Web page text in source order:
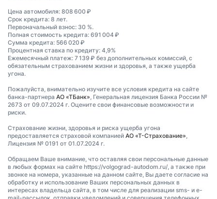
Цена автомобиля: 808 600 ₽
Срок кредита: 8 лет.
Первоначальный взнос: 30 %.
Полная стоимость кредита: 691 004 ₽
Сумма кредита: 566 020 ₽
Процентная ставка по кредиту: 4,9%
Ежемесячный платеж: 7 139 ₽ без дополнительных комиссий, с
обязательным страхованием жизни и здоровья, а также ущерба
угона.
Пожалуйста, внимательно изучите все условия кредита на сайте
банка-партнера АО «ТБанк» , Генеральная лицензия Банка России №
2673 от 09.07.2024 г. Оцените свои финансовые возможности и
риски.
Страхование жизни, здоровья и риска ущерба угона
предоставляется страховой компанией АО «Т-Страхование»
Лицензия № 0191 от 01.07.2024 г.
Обращаем Ваше внимание, что оставляя свои персональные данные
в любых формах на сайте https://volgograd-autodom.ru/, а также при
звонке на номера, указанные на данном сайте, Вы даете согласие на
обработку и использование Ваших персональных данных в
интересах владельца сайта, в том числе для реализации sms- и e-